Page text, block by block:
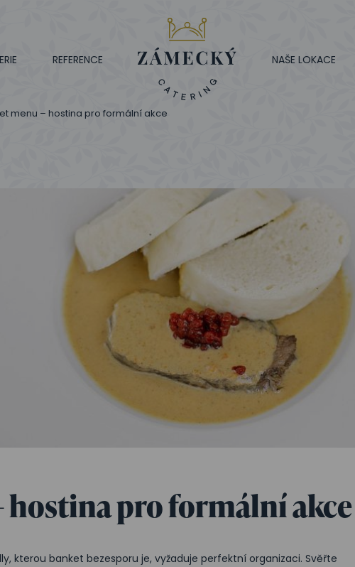
REFERENCE NAŠE LOKACE
menu – hostina pro formální akce
hostina pro formální akce
kterou banket bezesporu je, vyžaduje perfektní organizaci. Svěřte